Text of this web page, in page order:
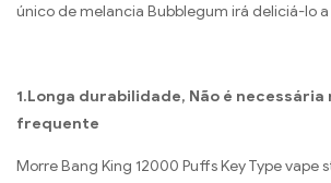
único de melancia Bubblegum irá deliciá-lo
1.Longa durabilidade, Não é necessária
frequente
Morre Bang King 12000 Puffs Key Type vape